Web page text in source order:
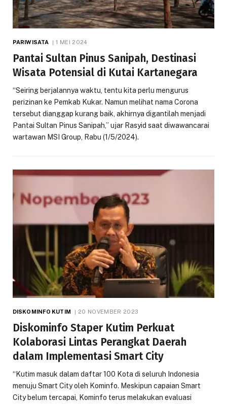
PARIWISATA 1 MEI 2024
Pantai Sultan Pinus Sanipah, Destinasi
Wisata Potensial di Kutai Kartanegara
“Seiring berjalannya waktu, tentu kita perlu mengurus
perizinan ke Pemkab Kukar. Namun melihat nama Corona
tersebut dianggap kurang baik, akhirnya digantilah menjadi
Pantai Sultan Pinus Sanipah,” ujar Rasyid saat diwawancarai
wartawan MSI Group, Rabu (1/5/2024).
DISKOMINFO KUTIM 20 NOVEMBER 2023
Diskominfo Staper Kutim Perkuat
Kolaborasi Lintas Perangkat Daerah
dalam Implementasi Smart City
“Kutim masuk dalam daftar 100 Kota di seluruh Indonesia
menuju Smart City oleh Kominfo. Meskipun capaian Smart
City belum tercapai, Kominfo terus melakukan evaluasi